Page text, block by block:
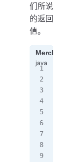
们所说
的返回
值。